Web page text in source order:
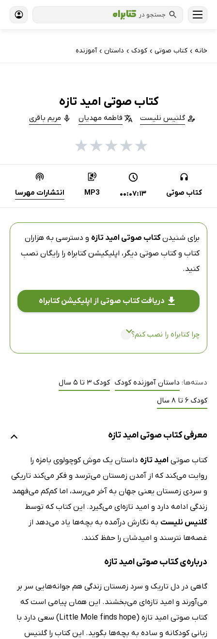
جستجو در
خانه › کتاب‌ صوتی › کودک › داستان › آموزنده
کتاب صوتی امید تازه
گلنیس نلیست فاطمه مهدیان مریم باقری
★
★
★
★
★
کتاب صوتی 00:07:13
MP3 انتشارات مهرسا
برای شنیدنکتاب صوتی امید تازه و دسترسی به هزاران
کتاب و کتاب صوتی دیگر، اپلیکیشن کتابراه را رایگان نصب
کنید.
دریافت کتاب صوتی از اپلیکیشن کتابراه
چرا کتابراه را نصب کنم؟
دسته‌ها: داستان آموزنده کودک کودک 3 تا 5 سال
کودک 6 تا 8 سال
معرفی کتاب صوتی امید تازه
کتاب صوتی امید تازه داستان یک موش کوچولوی بامزه را
روایت می‌کند که از آمدن زمستان می‌ترسد و فکر می‌کند تاریکی
و سردی زمستان یعنی جهان به آخر می‌رسد، اما کم‌کم می‌فهمد
زندگی ادامه دارد و امید تازه‌ای می‌گیرد. این کتاب که توسط
گلنیس نلیست به نگارش درآمده به بچه‌ها یاد می‌دهد از
غصه‌ها نترسند و امیدشان را حفظ کنند.
درباره‌ی کتاب صوتی امید تازه
گاهی در دل تاریک و سرد زمستان زندگی هم جوانه‌هایی سر بر
می‌آورند و امید تازه‌ای می‌بخشند. این همان پیامی است که
کتاب صوتی امید تازه (Little Mole finds hope) سعی دارد با
زبانی کودکانه و ساده به بچه‌ها بگوید. این کتاب را گلنیس